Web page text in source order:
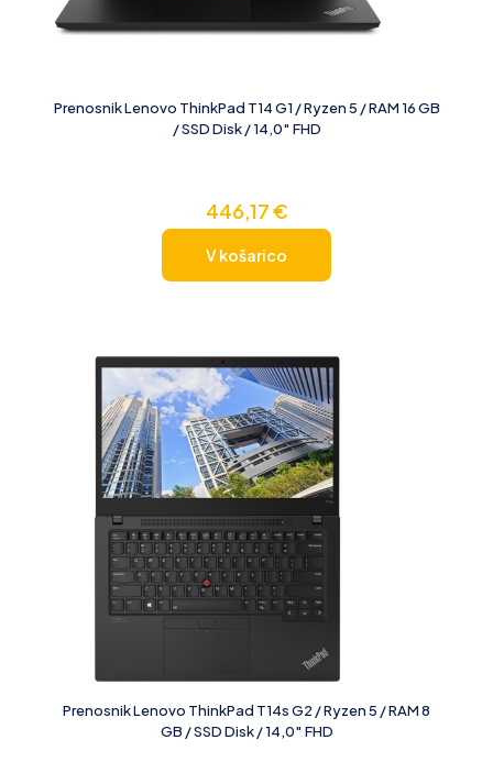
Prenosnik Lenovo ThinkPad T14 G1 / Ryzen 5 / RAM 16 GB
/ SSD Disk / 14,0″ FHD
446,17€
V košarico
Prenosnik Lenovo ThinkPad T14s G2 / Ryzen 5 / RAM 8
GB / SSD Disk / 14,0″ FHD